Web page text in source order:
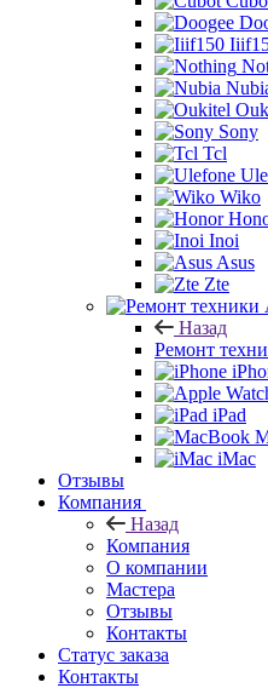
Sony
Tcl
Wiko
Inoi
Asus
Zte
Назад
Ремонт
iPad
iMac
Отзывы
Компания
Назад
Компания
О компании
Мастера
Отзывы
Контакты
Статус заказа
Контакты